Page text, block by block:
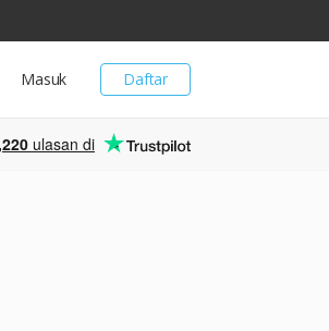
Daftar
Masuk
ulasan di